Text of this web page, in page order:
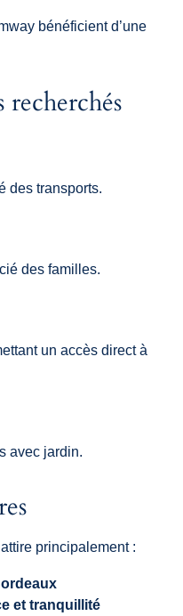
bénéficientd’une
recherchés
des transports.
des familles.
un accès directà
avec jardin.
attire principalement :
et tranquillité